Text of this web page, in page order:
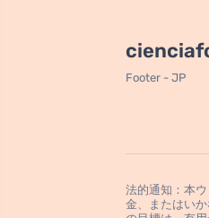
Footer - JP
法的通知：本
金、またはい